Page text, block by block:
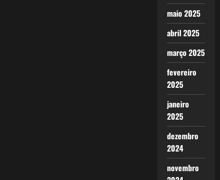
maio 2025
abril 2025
março 2025
fevereiro
2025
janeiro
2025
dezembro
2024
novembro